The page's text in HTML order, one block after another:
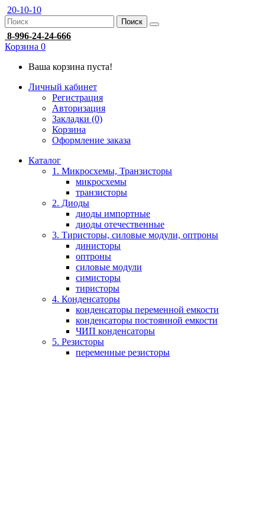
20-10-10
Поиск
8-996-24-24-666
Корзина 0
Ваша корзина пуста!
Личный кабинет
Регистрация
Авторизация
Закладки (0)
Корзина
Оформление заказа
Каталог
1. Микросхемы, Транзисторы
микросхемы
транзисторы
2. Диоды
диоды импортные
диоды отечественные
3. Тиристоры, силовые модули, оптроны
динисторы
оптроны
силовые модули
симисторы
тиристоры
4. Конденсаторы
конденсаторы переменной емкости
конденсаторы постоянной емкости
ЧИП конденсаторы
5. Резисторы
переменные резисторы